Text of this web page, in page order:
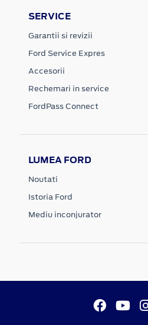
SERVICE
Garantii si revizii
Ford Service Expres
Accesorii
Rechemari in service
FordPass Connect
LUMEA FORD
Noutati
Istoria Ford
Mediu inconjurator